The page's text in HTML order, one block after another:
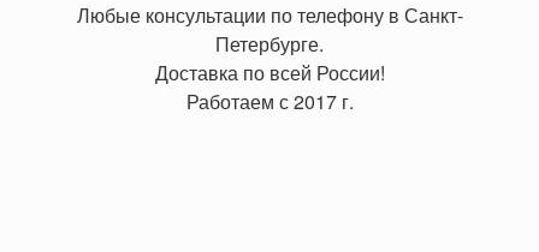
Любые консультации по телефону в Санкт-
Петербурге.
Доставка по всей России!
Работаем с 2017 г.